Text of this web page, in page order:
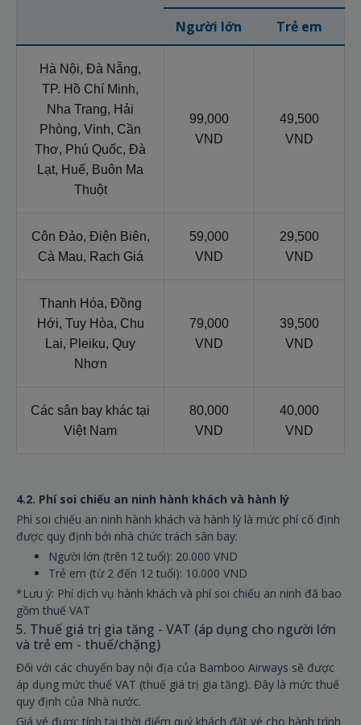
Người lớn Trẻ em
Hà Nội, Đà Nẵng,
TP. Hồ Chí Minh,
Nha Trang, Hải
Phòng, Vinh, Cần
Thơ, Phú Quốc, Đà
Lạt, Huế, Buôn Ma
Thuột
99,000
VND
49,500
VND
Côn Đảo, Điện Biên,
Cà Mau, Rạch Giá
59,000
VND
29,500
VND
Thanh Hóa, Đồng
Hới, Tuy Hòa, Chu
Lai, Pleiku, Quy
Nhơn
79,000
VND
39,500
VND
Các sân bay khác tại
Việt Nam
80,000
VND
40,000
VND
4.2. Phí soi chiếu an ninh hành khách và hành lý
Phí soi chiếu an ninh hành khách và hành lý là mức phí cố định
được quy định bởi nhà chức trách sân bay:
Người lớn (trên 12 tuổi): 20.000 VND
Trẻ em (từ 2 đến 12 tuổi): 10.000 VND
*Lưu ý: Phí dịch vụ hành khách và phí soi chiếu an ninh đã bao
gồm thuế VAT
5. Thuế giá trị gia tăng - VAT (áp dụng cho người lớn
và trẻ em - thuế/chặng)
Đối với các chuyến bay nội địa của Bamboo Airways sẽ được
áp dụng mức thuế VAT (thuế giá trị gia tăng). Đây là mức thuế
quy định của Nhà nước.
Giá vé được tính tại thời điểm quý khách đặt vé cho hành trình